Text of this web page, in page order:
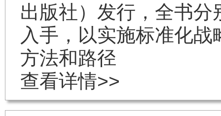
出版社）发行，全书
入手，以实施标准化
方法和路径
查看详情>>